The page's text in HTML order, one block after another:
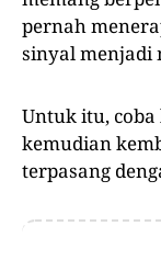
pernah
sinyal menjadi
Untuk itu, coba
kemudian
terpasang